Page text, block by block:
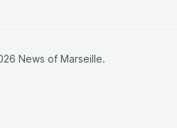
News of Marseille.